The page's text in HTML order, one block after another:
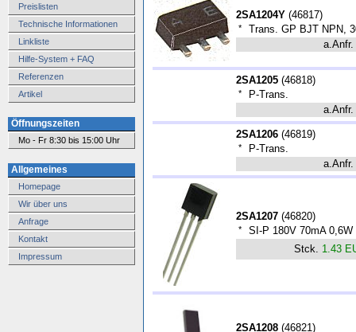
Preislisten
Technische Informationen
Linkliste
Hilfe-System + FAQ
Referenzen
Artikel
Öffnungszeiten
Mo - Fr 8:30 bis 15:00 Uhr
Allgemeines
Homepage
Wir über uns
Anfrage
Kontakt
Impressum
2SA1204Y (46817)
*
Trans. GP BJT NPN,
a.Anfr.
2SA1205 (46818)
*
P-Trans.
a.Anfr.
2SA1206 (46819)
*
P-Trans.
a.Anfr.
2SA1207 (46820)
*
SI-P 180V 70mA
Stck. 1.43
2SA1208 (46821)